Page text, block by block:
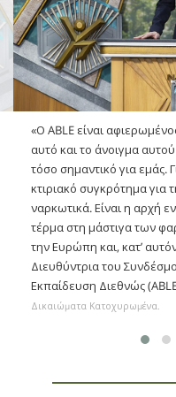
«Ο ABLE είναι
αυτό και το άνοιγμα
τόσο σημαντικό για εμάς.
κτιριακό συγκρότημα
ναρκωτικά. Είναι η αρχή
τέρμα στη μάστιγα των
την Ευρώπη και, κατ’
Διευθύντρια του
Εκπαίδευση Διεθνώς
Δικαιώµατα Κατοχυρωµένα.